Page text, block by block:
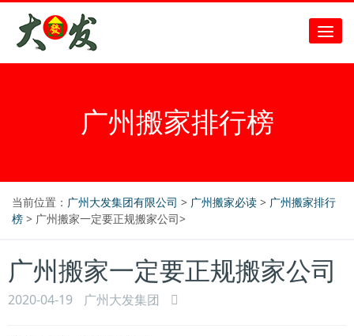
广州搬家排行榜
当前位置： 广州大发集团有限公司 > 广州搬家必读 > 广州搬家排行
榜 > 广州搬家一定要正规搬家公司>
广州搬家一定要正规搬家公司
2020-04-19 广州大发集团